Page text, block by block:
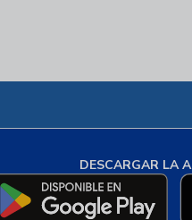
DESCARGAR LA